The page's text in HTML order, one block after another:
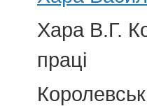
Хара В.Г.
праці